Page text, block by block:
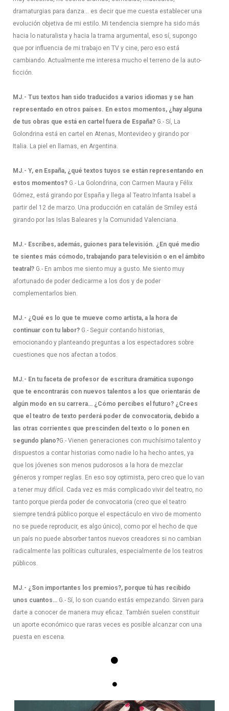
dramaturgias para danza… es decir que me cuesta establecer una
evolución objetiva de mi estilo. Mi tendencia siempre ha sido más
hacia lo naturalista y hacia la trama argumental, eso sí, supongo
que por influencia de mi trabajo en TV y cine, pero eso está
cambiando. Actualmente me interesa mucho el terreno de la auto-
ficción.
MJ.- Tus textos han sido traducidos a varios idiomas y se han
representado en otros países. En estos momentos, ¿hay alguna
de tus obras que está en cartel fuera de España? G.- Sí, La
Golondrina está en cartel en Atenas, Montevideo y girando por
Italia. La piel en llamas, en Argentina.
MJ.- Y, en España, ¿qué textos tuyos se están representando en
estos momentos? G.- La Golondrina, con Carmen Maura y Félix
Gómez, está girando por España y llega al Teatro Infanta Isabel a
partir del 12 de marzo. Una producción en catalán de Smiley está
girando por las Islas Baleares y la Comunidad Valenciana.
MJ.- Escribes, además, guiones para televisión. ¿En qué medio
te sientes más cómodo, trabajando para televisión o en el ámbito
teatral? G.- En ambos me siento muy a gusto. Me siento muy
afortunado de poder dedicarme a los dos y de poder
complementarlos bien.
MJ.- ¿Qué es lo que te mueve como artista, a la hora de
continuar con tu labor? G.- Seguir contando historias,
emocionando y planteando preguntas a los espectadores sobre
cuestiones que nos afectan a todos.
MJ.- En tu faceta de profesor de escritura dramática supongo
que te encontrarás con nuevos talentos a los que orientarás de
algún modo en su carrera… ¿Cómo percibes el futuro? ¿Crees
que el teatro de texto perderá poder de convocatoria, debido a
las otras corrientes que prescinden del texto o lo ponen en
segundo plano?G.- Vienen generaciones con muchísimo talento y
dispuestos a contar historias como nadie lo ha hecho antes, ya
que los jóvenes son menos pudorosos a la hora de mezclar
géneros y romper reglas. En eso soy optimista, pero creo que lo van
a tener muy difícil. Cada vez es más complicado vivir del teatro, no
tanto porque pierda poder de convocatoria (creo que el teatro
siempre tendrá público porque el espectáculo en vivo de momento
no se puede reproducir, es algo único), como por el hecho de que
un país no puede absorber tantos nuevos creadores si no cambian
radicalmente las políticas culturales, especialmente de los teatros
públicos.
MJ.- ¿Son importantes los premios?, porque tú has recibido
unos cuantos… G.- Sí, lo son cuando estás empezando. Sirven para
darte a conocer de manera muy eficaz. También suelen constituir
un aporte económico que raras veces es posible alcanzar con una
puesta en escena.